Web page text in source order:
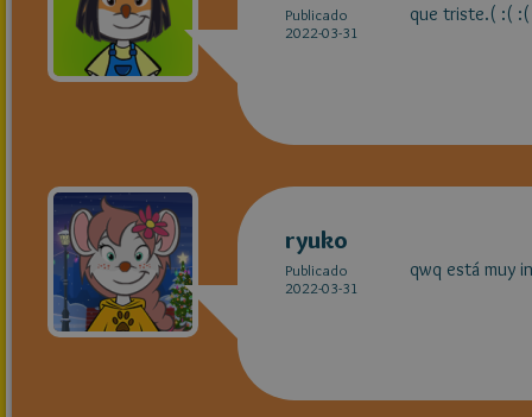
Publicado
2022-03-31
que triste.( :(
ryuko
Publicado
2022-03-31
qwq está muy